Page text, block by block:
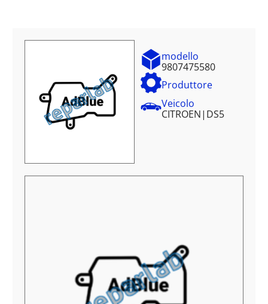
modello
9807475580
Produttore
Veicolo
CITROEN| DS5